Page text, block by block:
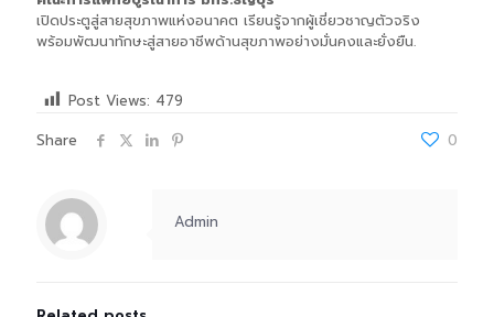
เปิดประตูสู่สายสุขภาพแห่งอนาคต เรียนรู้จากผู้เชี่ยวชาญตัวจริง
พร้อมพัฒนาทักษะสู่สายอาชีพด้านสุขภาพอย่างมั่นคงและยั่งยืน.
Post Views: 479
Share
0
Admin